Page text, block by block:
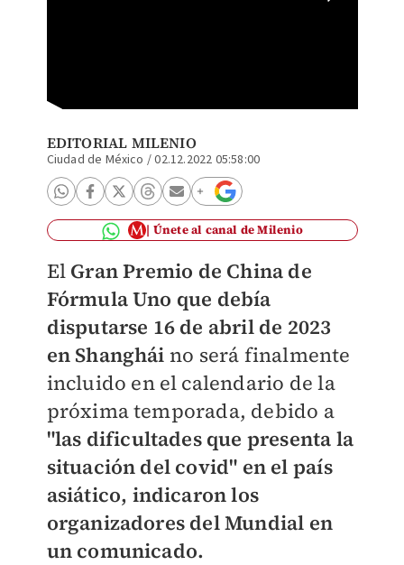
EDITORIAL MILENIO
Ciudad de México /02.12.2022 05:58:00
Únete al canal de Milenio
El Gran Premio de China de
Fórmula Uno que debía
disputarse 16 de abril de 2023
en Shanghái no será finalmente
incluido en el calendario de la
próxima temporada, debido a
"las dificultades que presenta la
situación del covid" en el país
asiático, indicaron los
organizadores del Mundial en
un comunicado.